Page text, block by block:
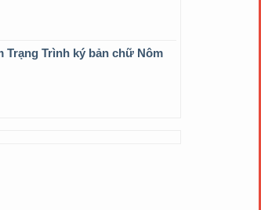
Trạng Trình ký bản chữ Nôm